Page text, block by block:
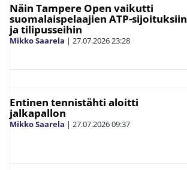
Näin Tampere Open vaikutti
suomalaispelaajien ATP-sijoituksiin
ja tilipusseihin
Mikko Saarela | 27.07.202623:28
Entinen tennistähti aloitti
jalkapallon
Mikko Saarela | 27.07.202609:37